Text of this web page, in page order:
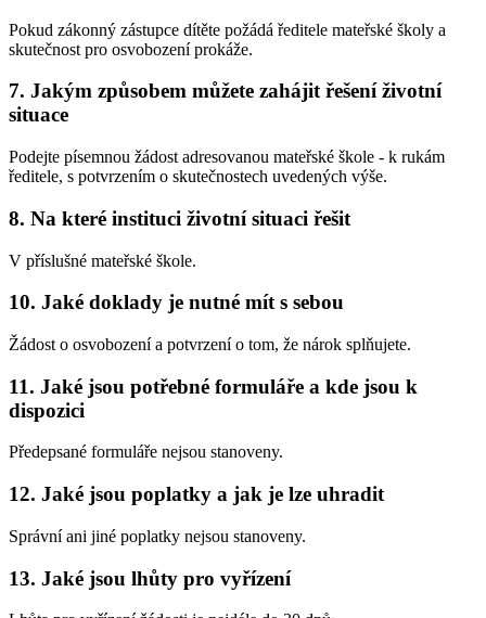
Pokud zákonný zástupce dítěte požádá ředitele mateřské školy a
skutečnost pro osvobození prokáže.
7. Jakým způsobem můžete zahájit řešení životní
situace
Podejte písemnou žádost adresovanou mateřské škole - k rukám
ředitele, s potvrzením o skutečnostech uvedených výše.
8. Na které instituci životní situaci řešit
V příslušné mateřské škole.
10. Jaké doklady je nutné mít s sebou
Žádost o osvobození a potvrzení o tom, že nárok splňujete.
11. Jaké jsou potřebné formuláře a kde jsou k
dispozici
Předepsané formuláře nejsou stanoveny.
12. Jaké jsou poplatky a jak je lze uhradit
Správní ani jiné poplatky nejsou stanoveny.
13. Jaké jsou lhůty pro vyřízení